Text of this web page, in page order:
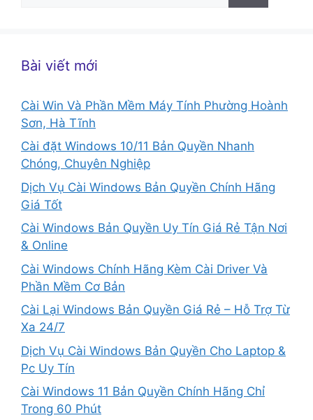
Bài viết mới
Cài Win Và Phần Mềm Máy Tính Phường Hoành
Sơn, Hà Tĩnh
Cài đặt Windows 10/11 Bản Quyền Nhanh
Chóng, Chuyên Nghiệp
Dịch Vụ Cài Windows Bản Quyền Chính Hãng
Giá Tốt
Cài Windows Bản Quyền Uy Tín Giá Rẻ Tận Nơi
& Online
Cài Windows Chính Hãng Kèm Cài Driver Và
Phần Mềm Cơ Bản
Cài Lại Windows Bản Quyền Giá Rẻ – Hỗ Trợ Từ
Xa 24/7
Dịch Vụ Cài Windows Bản Quyền Cho Laptop &
Pc Uy Tín
Cài Windows 11 Bản Quyền Chính Hãng Chỉ
Trong 60 Phút